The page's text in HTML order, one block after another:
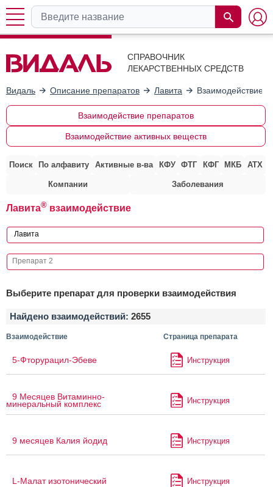
СПРАВОЧНИК
ЛЕКАРСТВЕННЫХ СРЕДСТВ
Видаль Описание препаратов Лавита Взаимодействие
Взаимодействие препаратов
Взаимодействие активных веществ
Поиск По алфавиту Активные в-ва КФУ ФТГ КФГ МКБ АТХ
Компании Заболевания
Лавита® взаимодействие
Выберите препарат для проверки взаимодействия
Найдено взаимодействий: 2655
Взаимодействие Страница препарата
5-Фторурацил-Эбеве Инструкция
9 Месяцев Витаминно-
минеральный комплекс Инструкция
9 месяцев Калия йодид Инструкция
L-Малат изотонический Инструкция